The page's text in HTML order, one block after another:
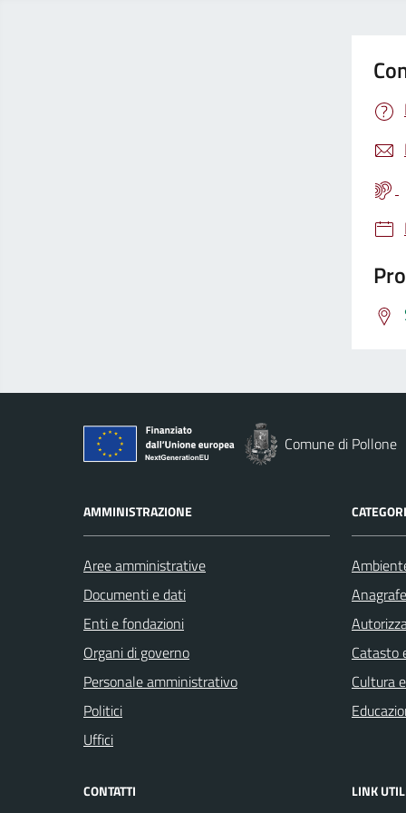
Comune di Pollone
AMMINISTRAZIONE
Aree amministrative
Documenti e dati
Enti e fondazioni
Organi di governo
Personale amministrativo
Politici
Uffici
Catasto
Cultura
CONTATTI LINK